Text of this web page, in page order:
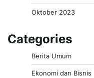
Oktober 2023
Categories
Berita Umum
Ekonomi dan Bisnis